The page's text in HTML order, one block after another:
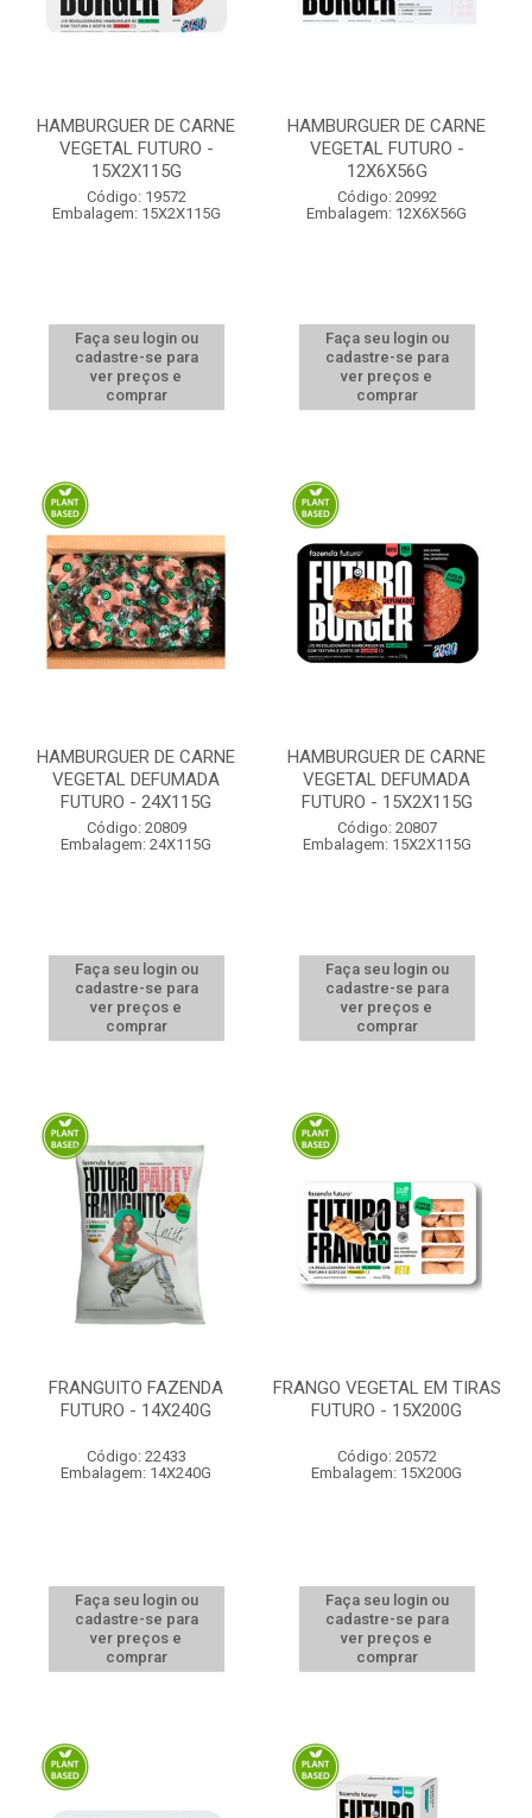
HAMBURGUER DE CARNE
VEGETAL FUTURO -
15X2X115G
Código: 19572
Embalagem: 15X2X115G
Faça seu login ou
cadastre-se para
ver preços e
comprar
HAMBURGUER DE CARNE
VEGETAL FUTURO -
12X6X56G
Código: 20992
Embalagem: 12X6X56G
Faça seu login ou
cadastre-se para
ver preços e
comprar
HAMBURGUER DE CARNE
VEGETAL DEFUMADA
FUTURO - 24X115G
Código: 20809
Embalagem: 24X115G
Faça seu login ou
cadastre-se para
ver preços e
comprar
HAMBURGUER DE CARNE
VEGETAL DEFUMADA
FUTURO - 15X2X115G
Código: 20807
Embalagem: 15X2X115G
Faça seu login ou
cadastre-se para
ver preços e
comprar
FRANGUITO FAZENDA
FUTURO - 14X240G
Código: 22433
Embalagem: 14X240G
Faça seu login ou
cadastre-se para
ver preços e
comprar
FRANGO VEGETAL EM TIRAS
FUTURO - 15X200G
Código: 20572
Embalagem: 15X200G
Faça seu login ou
cadastre-se para
ver preços e
comprar